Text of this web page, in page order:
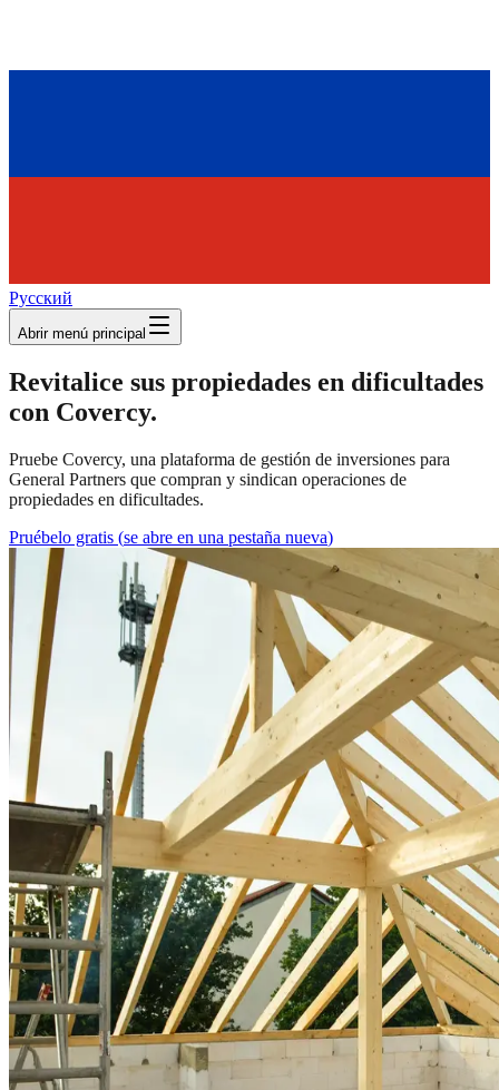
Русский
Abrir menú principal
Revitalice sus propiedades en dificultades
con Covercy.
Pruebe Covercy, una plataforma de gestión de inversiones para
General Partners que compran y sindican operaciones de
propiedades en dificultades.
Pruébelo gratis (se abre en una pestaña nueva)